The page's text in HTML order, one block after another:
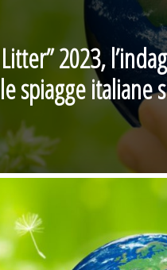
2023,
spiagge italiane